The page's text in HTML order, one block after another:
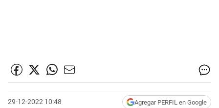
29-12-2022 10:48 Agregar PERFIL en Google